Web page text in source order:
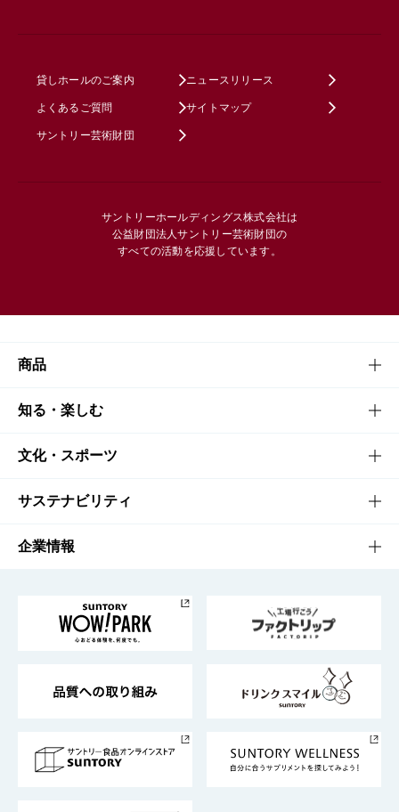
貸しホールのご案内 ニュースリリース
よくあるご質問 サイトマップ
サントリー芸術財団
サントリーホールディングス株式会社は
公益財団法人サントリー芸術財団の
すべての活動を応援しています。
商品
商品TOP
商品一覧
商品発売情報
栄養成分一覧
知る・楽しむ
知る・楽しむTOP
キャンペーン
工場見学
地域情報
文化・スポーツ
文化・スポーツTOP
サントリーホール
サントリーサンバーズ大阪
サステナビリティ
サステナビリティTOP
サントリーが考えるサステナビリティ経営
企業情報
企業概要
採用情報